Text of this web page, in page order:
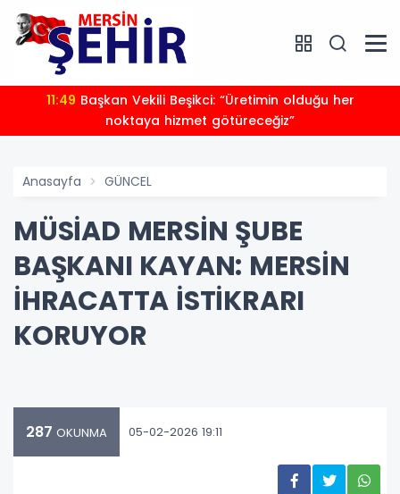
11:49
noktaya hizmet götüreceğiz”
Anasayfa GÜNCEL
MÜSİAD MERSİN ŞUBE
BAŞKANI KAYAN: MERSİN
İHRACATTA İSTİKRARI
KORUYOR
287 OKUNMA 05-02-2026 19:11